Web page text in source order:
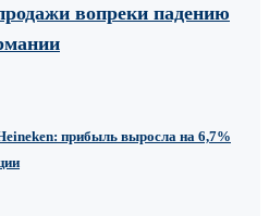
вопреки падению
прибыль выросла на 6,7%